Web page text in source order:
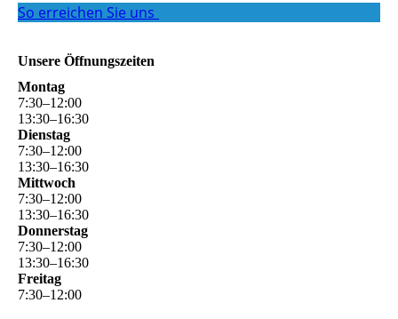
So erreichen Sie uns
Unsere Öffnungszeiten
Montag
7:30–12:00
13:30–16:30
Dienstag
7:30–12:00
13:30–16:30
Mittwoch
7:30–12:00
13:30–16:30
Donnerstag
7:30–12:00
13:30–16:30
Freitag
7:30–12:00